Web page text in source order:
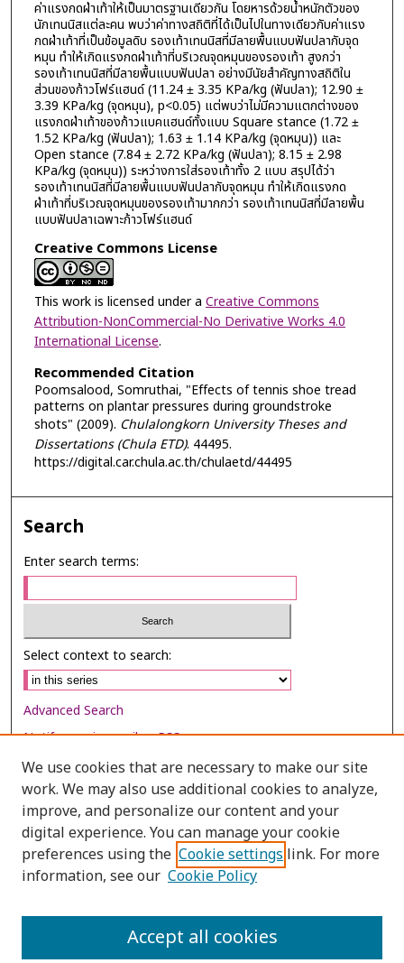
ค่าแรงกดฝ่าเท้าให้เป็นมาตรฐานเดียวกัน โดยหารด้วยน้ำหนักตัวของ
นักเทนนิสแต่ละคน พบว่าค่าทางสถิติที่ได้เป็นไปในทางเดียวกับค่าแรง
กดฝ่าเท้าที่เป็นข้อมูลดิบ รองเท้าเทนนิสที่มีลายพื้นแบบฟันปลากับจุด
หมุน ทำให้เกิดแรงกดฝ่าเท้าที่บริเวณจุดหมุนของรองเท้า สูงกว่า
รองเท้าเทนนิสที่มีลายพื้นแบบฟันปลา อย่างมีนัยสำคัญทางสถิติใน
ส่วนของก้าวโฟร์แฮนด์ (11.24 ± 3.35 KPa/kg (ฟันปลา); 12.90 ±
3.39 KPa/kg (จุดหมุน), p<0.05) แต่พบว่าไม่มีความแตกต่างของ
แรงกดฝ่าเท้าของก้าวแบคแฮนด์ทั้งแบบ Square stance (1.72 ±
1.52 KPa/kg (ฟันปลา); 1.63 ± 1.14 KPa/kg (จุดหมุน)) และ
Open stance (7.84 ± 2.72 KPa/kg (ฟันปลา); 8.15 ± 2.98
KPa/kg (จุดหมุน)) ระหว่างการใส่รองเท้าทั้ง 2 แบบ สรุปได้ว่า
รองเท้าเทนนิสที่มีลายพื้นแบบฟันปลากับจุดหมุน ทำให้เกิดแรงกด
ฝ่าเท้าที่บริเวณจุดหมุนของรองเท้ามากกว่า รองเท้าเทนนิสที่มีลายพื้น
แบบฟันปลาเฉพาะก้าวโฟร์แฮนด์
Creative Commons License
This work is licensed under a Creative Commons
Attribution-NonCommercial-No Derivative Works 4.0
International License.
Recommended Citation
Poomsalood, Somruthai, "Effects of tennis shoe tread
patterns on plantar pressures during groundstroke
shots" (2009). Chulalongkorn University Theses and
Dissertations (Chula ETD). 44495.
https://digital.car.chula.ac.th/chulaetd/44495
Search
Enter search terms:
Select context to search:
Advanced Search
Notify me via email orRSS
Browse
Collections
Disciplines
Authors
We use cookies that are necessary to make our site
work. We may also use additional cookies to analyze,
improve, and personalize our content and your
digital experience. You can manage your cookie
preferences using the Cookie settings link. For more
information, see our Cookie Policy
Accept all cookies